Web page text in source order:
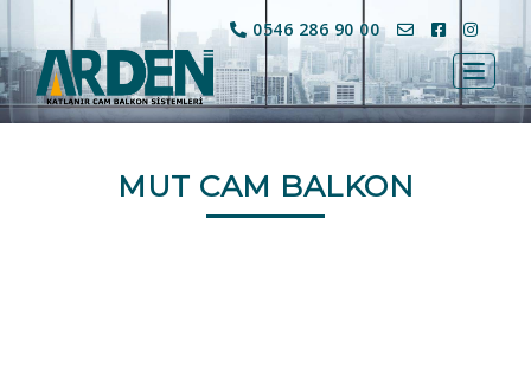
0546 286 90 00
MENÜ
MUT CAM BALKON